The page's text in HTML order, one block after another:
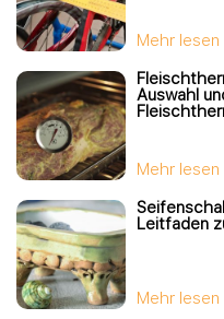
Mehr lesen
Auswahl
Mehr lesen
Leitfaden
Mehr lesen